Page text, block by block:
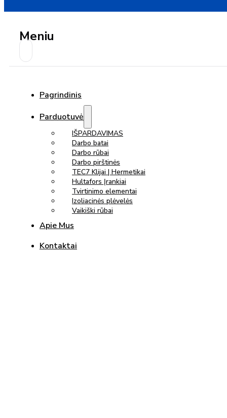
Meniu
Pagrindinis
Parduotuvė
IŠPARDAVIMAS
Darbo batai
Darbo rūbai
Darbo pirštinės
TEC7 Klijai | Hermetikai
Hultafors Įrankiai
Tvirtinimo elementai
Izoliacinės plėvelės
Vaikiški rūbai
Apie Mus
Kontaktai